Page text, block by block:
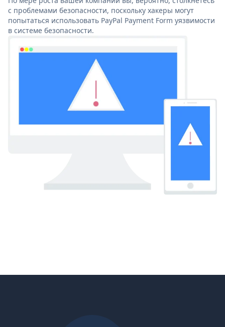
с проблемами безопасности, поскольку хакеры могут
попытаться использовать PayPal Payment Form уязвимости
в системе безопасности.